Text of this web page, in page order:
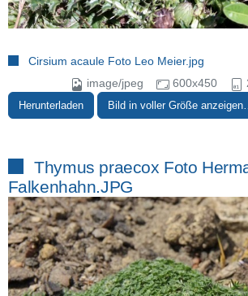
Cirsium acaule Foto Leo Meier.jpg
image/jpeg
600x450
Herunterladen Bild in voller Größe
Thymus praecox Foto
Falkenhahn.JPG